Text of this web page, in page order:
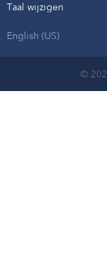
Taal wijzigen
English (US)
©